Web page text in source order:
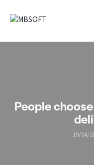
People
19/04/